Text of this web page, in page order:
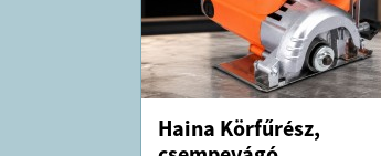
Haina Körfűrész,